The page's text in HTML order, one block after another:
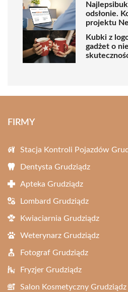
odsłonie.
projektu
Kubki z
gadżet o
FIRMY
Stacja Kontroli Pojazdów
Dentysta Grudziądz
Apteka Grudziądz
Lombard Grudziądz
Kwiaciarnia Grudziądz
Weterynarz Grudziądz
Fotograf Grudziądz
Fryzjer Grudziądz
Salon Kosmetyczny Grudziądz